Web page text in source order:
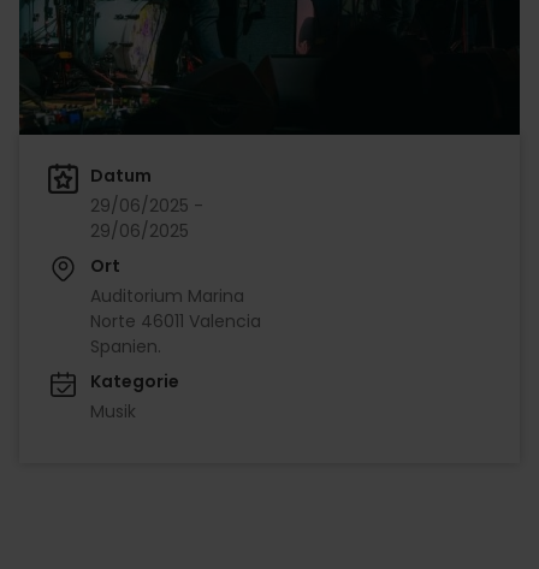
Datum
29/06/2025 -
29/06/2025
Ort
Auditorium Marina
Norte 46011 Valencia
Spanien.
Kategorie
Musik